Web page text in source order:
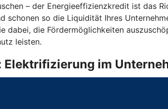
– der Energieeffizienzkredit ist das
schonen so die Liquidität Ihres
dabei, die Fördermöglichkeiten
leisten.
im